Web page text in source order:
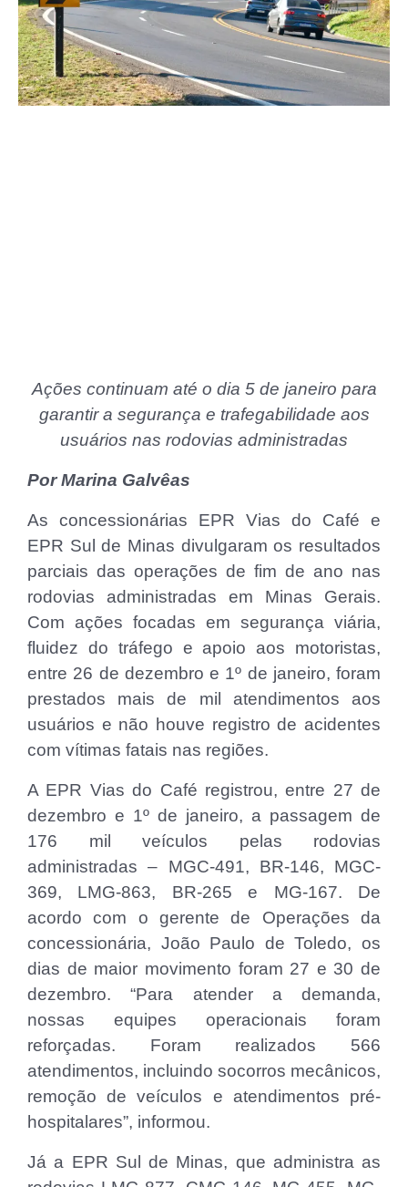
Ações continuam até o dia 5 de janeiro para
garantir a segurança e trafegabilidade aos
usuários nas rodovias administradas
Por Marina Galvêas
As concessionárias EPR Vias do Café e
EPR Sul de Minas divulgaram os resultados
parciais das operações de fim de ano nas
rodovias administradas em Minas Gerais.
Com ações focadas em segurança viária,
fluidez do tráfego e apoio aos motoristas,
entre 26 de dezembro e 1º de janeiro, foram
prestados mais de mil atendimentos aos
usuários e não houve registro de acidentes
com vítimas fatais nas regiões.
A EPR Vias do Café registrou, entre 27 de
dezembro e 1º de janeiro, a passagem de
176 mil veículos pelas rodovias
administradas – MGC-491, BR-146, MGC-
369, LMG-863, BR-265 e MG-167. De
acordo com o gerente de Operações da
concessionária, João Paulo de Toledo, os
dias de maior movimento foram 27 e 30 de
dezembro. “Para atender a demanda,
nossas equipes operacionais foram
reforçadas. Foram realizados 566
atendimentos, incluindo socorros mecânicos,
remoção de veículos e atendimentos pré-
hospitalares”, informou.
Já a EPR Sul de Minas, que administra as